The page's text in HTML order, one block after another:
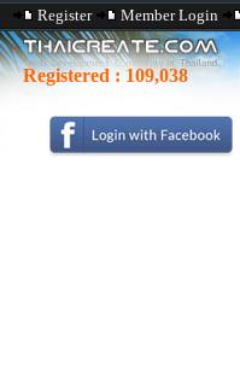
Register Member Login
Registered : 109,038